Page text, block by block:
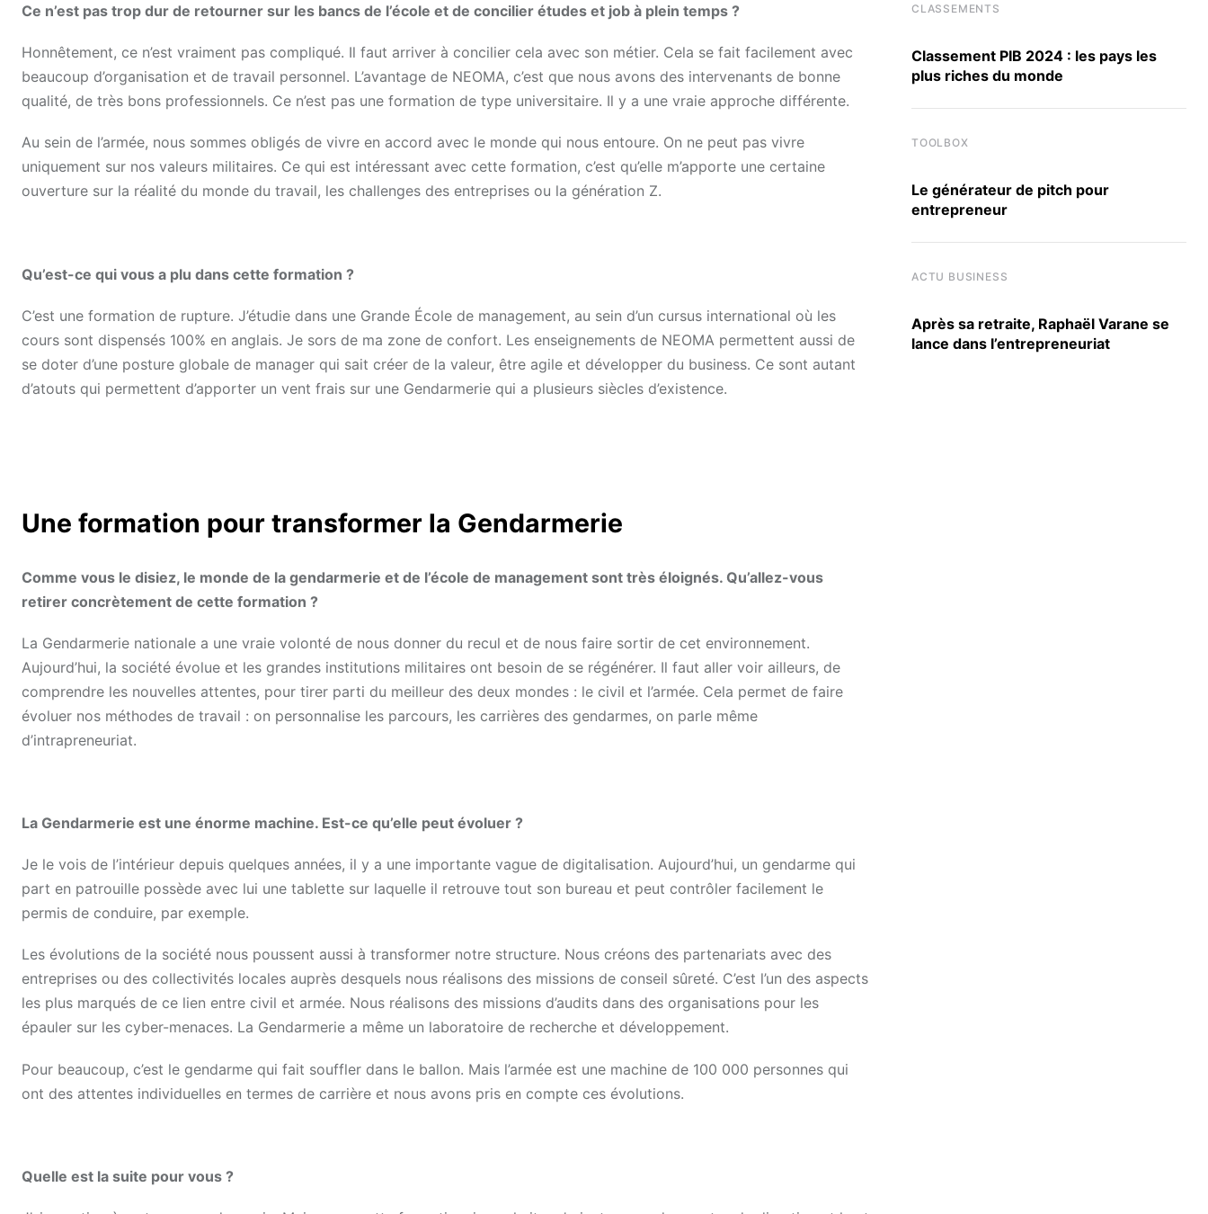
Ce n’est pas trop dur de retourner sur les bancs de l’école et de concilier études et job à plein temps ?
Honnêtement, ce n’est vraiment pas compliqué. Il faut arriver à concilier cela avec son métier. Cela se fait facilement avec
beaucoup d’organisation et de travail personnel. L’avantage de NEOMA, c’est que nous avons des intervenants de bonne
qualité, de très bons professionnels. Ce n’est pas une formation de type universitaire. Il y a une vraie approche différente.
Au sein de l’armée, nous sommes obligés de vivre en accord avec le monde qui nous entoure. On ne peut pas vivre
uniquement sur nos valeurs militaires. Ce qui est intéressant avec cette formation, c’est qu’elle m’apporte une certaine
ouverture sur la réalité du monde du travail, les challenges des entreprises ou la génération Z.
Qu’est-ce qui vous a plu dans cette formation ?
C’est une formation de rupture. J’étudie dans une Grande École de management, au sein d’un cursus international où les
cours sont dispensés 100% en anglais. Je sors de ma zone de confort. Les enseignements de NEOMA permettent aussi de
se doter d’une posture globale de manager qui sait créer de la valeur, être agile et développer du business. Ce sont autant
d’atouts qui permettent d’apporter un vent frais sur une Gendarmerie qui a plusieurs siècles d’existence.
Une formation pour transformer la Gendarmerie
Comme vous le disiez, le monde de la gendarmerie et de l’école de management sont très éloignés. Qu’allez-vous
retirer concrètement de cette formation ?
La Gendarmerie nationale a une vraie volonté de nous donner du recul et de nous faire sortir de cet environnement.
Aujourd’hui, la société évolue et les grandes institutions militaires ont besoin de se régénérer. Il faut aller voir ailleurs, de
comprendre les nouvelles attentes, pour tirer parti du meilleur des deux mondes : le civil et l’armée. Cela permet de faire
évoluer nos méthodes de travail : on personnalise les parcours, les carrières des gendarmes, on parle même
d’intrapreneuriat.
La Gendarmerie est une énorme machine. Est-ce qu’elle peut évoluer ?
Je le vois de l’intérieur depuis quelques années, il y a une importante vague de digitalisation. Aujourd’hui, un gendarme qui
part en patrouille possède avec lui une tablette sur laquelle il retrouve tout son bureau et peut contrôler facilement le
permis de conduire, par exemple.
Les évolutions de la société nous poussent aussi à transformer notre structure. Nous créons des partenariats avec des
entreprises ou des collectivités locales auprès desquels nous réalisons des missions de conseil sûreté. C’est l’un des aspects
les plus marqués de ce lien entre civil et armée. Nous réalisons des missions d’audits dans des organisations pour les
épauler sur les cyber-menaces. La Gendarmerie a même un laboratoire de recherche et développement.
Pour beaucoup, c’est le gendarme qui fait souffler dans le ballon. Mais l’armée est une machine de 100 000 personnes qui
ont des attentes individuelles en termes de carrière et nous avons pris en compte ces évolutions.
Quelle est la suite pour vous ?
CLASSEMENTS
Classement PIB 2024 : les pays les
plus riches du monde
TOOLBOX
Le générateur de pitch pour
entrepreneur
ACTU BUSINESS
Après sa retraite, Raphaël Varane se
lance dans l’entrepreneuriat